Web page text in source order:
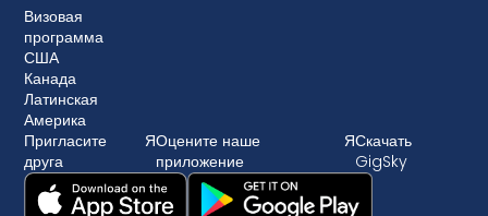
Визовая
программа
США
Канада
Латинская
Америка
Пригласите
друга
ЯОцените наше
приложение
ЯСкачать
GigSky